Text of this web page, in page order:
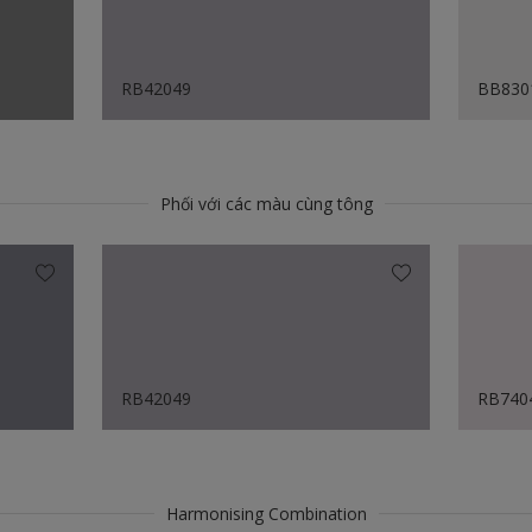
RB42049
Phối với các màu cùng tông
RB42049
Harmonising Combination